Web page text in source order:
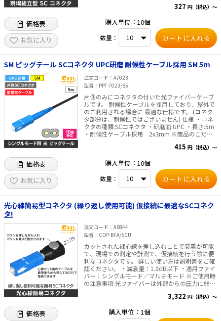
定具 (コネクタ10個につき1個) ・ワイパー (コ
ネクタ10個につき10枚) ・日本語説明書
327 円（税込）～
価格表
お気に入り
購入単位：10個
数量：
SM ピッグテール SCコネクタ UPC研磨 耐候性ケーブル採用 SM 5m
注文コード
A7023
型番
PPT-7023/B5
片側のみにコネクタの付いた光ファイバーケーブ
ルです。 耐候性ケーブルを採用しており、屋外で
のご利用される場合に 最適な仕様です。 (コネク
タ部分は、耐候性ではございません) 仕様 ・コネ
クタの種類:SCコネクタ ・研磨面:UPC ・長さ:5m
・耐候性ケーブル採用 2x3mm ※商品のこだわ
ーンロス」の測定結果を全商品 パッケージに記載
415 円（税込）～
価格表
お気に入り
購入単位：10個
数量：
光心線簡易型コネクタ (繰り返し使用可能) 仮接続に最適なSCコネク
タ!
注文コード
A6844
型番
COP-BFA/SCU
カットされた裸心線を差し込むことで装着が可能
で、現場での測定や計測で、仮接続を行う際に便
利なコネクタです。 詳しい使い方は説明書をご確
認ください。 ・減衰量：1.0dB以下 ・適用ファイ
バー：シングルモード／マルチモード ※ご使用時
の注意事項 光ファイバーは外部からの圧力に弱
イバーの位置ずれが起きにくい穴径で設計してい
るまたは短すぎる場合や、コネクタへ光ファイバ
3,322 円（税込）～
価格表
購入単位：1個